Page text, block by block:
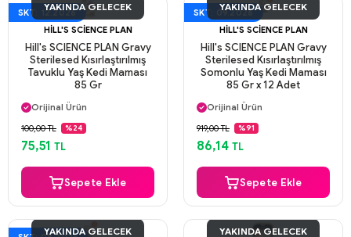
SKT: 12.2026
YAKINDA GELECEK
HILL'S SCIENCE PLAN
Hill's SCIENCE PLAN Gravy
Sterilesed Kısırlaştırılmış
Tavuklu Yaş Kedi Maması
85 Gr
Aynı Gün Kargo
Orijinal Ürün
Güvenli Ödeme
Aynı Gün Kargo
100,00 TL %24
75,51 TL
Sepete Ekle
SKT: 09.2026
YAKINDA GELECEK
HILL'S SCIENCE PLAN
Hill's SCIENCE PLAN Gravy
Sterilesed Kısırlaştırılmış
Somonlu Yaş Kedi Maması
85 Gr x 12 Adet
Aynı Gün Kargo
Orijinal Ürün
Güvenli Ödeme
Aynı Gün Kargo
919,00 TL %91
86,14 TL
Sepete Ekle
YAKINDA GELECEK YAKINDA GELECEK